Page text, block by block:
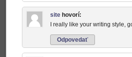
site hovorí:
I really like your writing style,
Odpovedať